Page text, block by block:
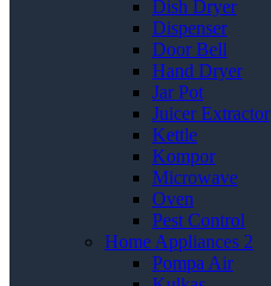
Dish Dryer
Dispenser
Door Bell
Hand Dryer
Jar Pot
Juicer Extractor
Kettle
Kompor
Microwave
Oven
Pest Control
Home Appliances 2
Pompa Air